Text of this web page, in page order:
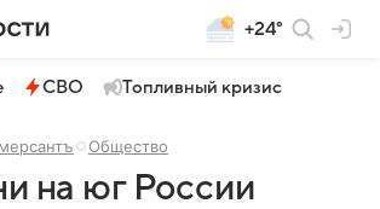
+24°
СВО Топливный кризис
Общество
на юг России